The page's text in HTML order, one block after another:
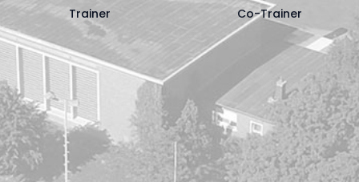
Trainer Co-Trainer